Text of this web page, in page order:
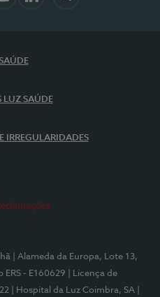
LUZ SAÚDE
IRREGULARIDADES
| Alameda da Europa, Lote 13,
ERS - E160629
| Licença de
| Hospital da Luz Coimbra, SA